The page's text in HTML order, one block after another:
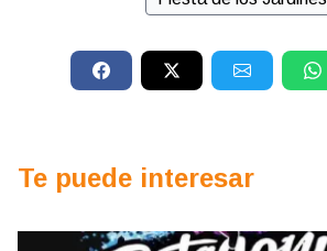
Te puede interesar